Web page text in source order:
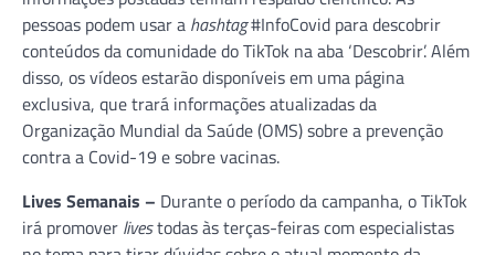
pessoas podem usar a hashtag#InfoCovid para descobrir
conteúdos da comunidade do TikTok na aba ‘Descobrir’. Além
disso, os vídeos estarão disponíveis em uma página
exclusiva, que trará informações atualizadas da
Organização Mundial da Saúde (OMS) sobre a prevenção
contra a Covid-19 e sobre vacinas.
Lives Semanais – Durante o período da campanha, o TikTok
irá promover livestodas às terças-feiras com especialistas